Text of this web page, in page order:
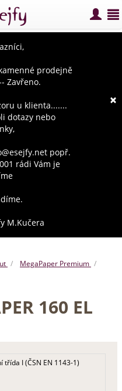
×
prodejně
Zavřeno.
u klienta.......
dotazy nebo
popř.
rádi Vám je
M.Kučera
MegaPaper Premium
160 EL
třída I (ČSN EN 1143-1)